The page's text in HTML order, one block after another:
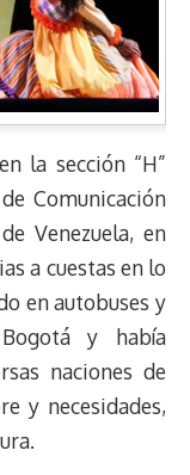
la sección “H”
Comunicación
Venezuela, en
a cuestas en lo
en autobuses y
y había
naciones de
y necesidades,